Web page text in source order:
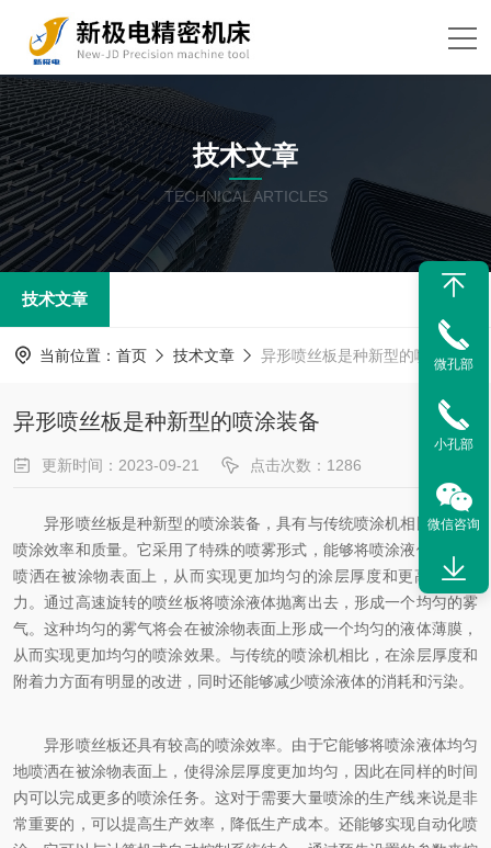
技术文章
TECHNICAL ARTICLES
技术文章
当前位置： 首页 技术文章 异形喷丝板是种新型的喷涂装备
异形喷丝板是种新型的喷涂装备
更新时间：2023-09-21 点击次数：1286
异形喷丝板是种新型的喷涂装备，具有与传统喷涂机相比更高的
喷涂效率和质量。它采用了特殊的喷雾形式，能够将喷涂液体均匀地
喷洒在被涂物表面上，从而实现更加均匀的涂层厚度和更高的附着
力。通过高速旋转的喷丝板将喷涂液体抛离出去，形成一个均匀的雾
气。这种均匀的雾气将会在被涂物表面上形成一个均匀的液体薄膜，
从而实现更加均匀的喷涂效果。与传统的喷涂机相比，在涂层厚度和
附着力方面有明显的改进，同时还能够减少喷涂液体的消耗和污染。
异形喷丝板还具有较高的喷涂效率。由于它能够将喷涂液体均匀
地喷洒在被涂物表面上，使得涂层厚度更加均匀，因此在同样的时间
内可以完成更多的喷涂任务。这对于需要大量喷涂的生产线来说是非
常重要的，可以提高生产效率，降低生产成本。还能够实现自动化喷
微孔部
小孔部
微信咨询